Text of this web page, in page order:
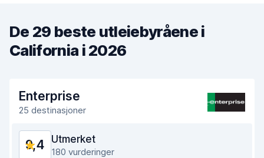
De 29 beste utleiebyråene i
California i 2026
Enterprise
25 destinasjoner
9,4 Utmerket
180 vurderinger